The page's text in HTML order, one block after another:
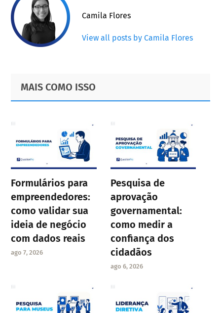
Camila Flores
View all posts by Camila Flores
Primary
Sidebar
Footer
MAIS COMO ISSO
Formulários para
empreendedores:
como validar sua
ideia de negócio
com dados reais
ago 7, 2026
Pesquisa de
aprovação
governamental:
como medir a
confiança dos
cidadãos
ago 6, 2026